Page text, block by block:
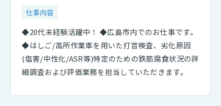
仕事内容
◆20代未経験活躍中！ ◆広島市内でのお仕事です。
◆はしご/高所作業車を用いた打音検査、劣化原因
(塩害/中性化/ASR等)特定のための鉄筋腐食状況の詳
細調査および評価業務を担当していただきます。